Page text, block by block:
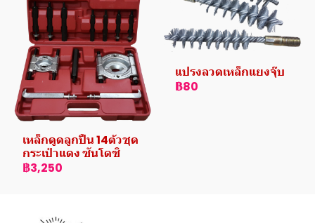
เหล็กดูดลูกปืน 14ตัวชุด
กระเป๋าแดง ซันโตซิ
฿3,250
แปรงลวดเหล็กแยงจุ๊บ
฿80